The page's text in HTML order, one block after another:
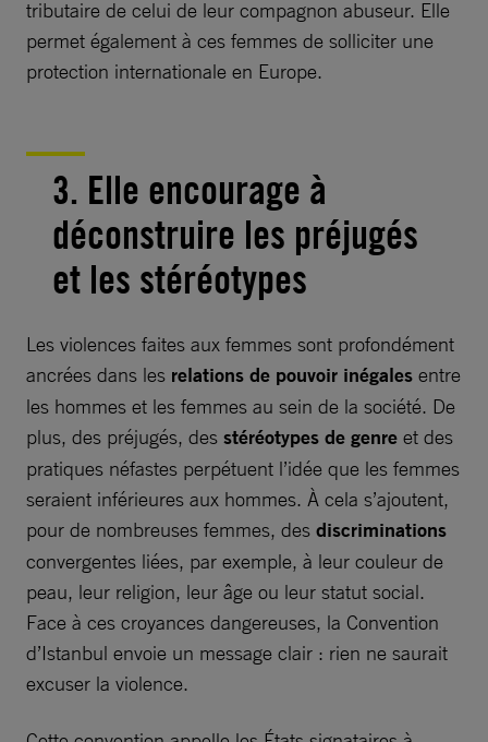
tributaire de celui de leur compagnon abuseur. Elle
permet également à ces femmes de solliciter une
protection internationale en Europe.
3. Elle encourage à
déconstruire les préjugés
et les stéréotypes
Les violences faites aux femmes sont profondément
ancrées dans les relations de pouvoir inégales entre
les hommes et les femmes au sein de la société. De
plus, des préjugés, des stéréotypes de genre et des
pratiques néfastes perpétuent l’idée que les femmes
seraient inférieures aux hommes. À cela s’ajoutent,
pour de nombreuses femmes, des discriminations
convergentes liées, par exemple, à leur couleur de
peau, leur religion, leur âge ou leur statut social.
Face à ces croyances dangereuses, la Convention
d’Istanbul envoie un message clair : rien ne saurait
excuser la violence.